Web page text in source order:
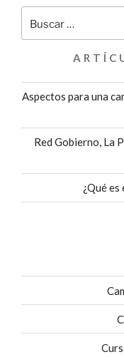
por:
Aspectos para una
Red Gobierno, La
¿Qué